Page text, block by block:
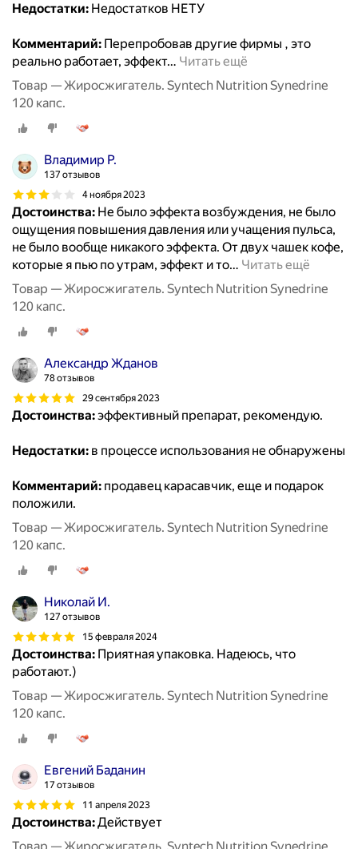
Недостатки: Недостатков НЕТУ
Комментарий: Перепробовав другие фирмы , это
реально работает, эффект… Читать ещё
Товар — Жиросжигатель. Syntech Nutrition Synedrine
120 капс.
Владимир Р.
137 отзывов
4 ноября 2023
Достоинства: Не было эффекта возбуждения, не было
ощущения повышения давления или учащения пульса,
не было вообще никакого эффекта. От двух чашек кофе,
которые я пью по утрам, эффект и то… Читать ещё
Товар — Жиросжигатель. Syntech Nutrition Synedrine
120 капс.
Александр Жданов
78 отзывов
29 сентября 2023
Достоинства:эффективный препарат, рекомендую.
Недостатки: в процессе использования не обнаружены
Комментарий: продавец карасавчик, еще и подарок
положили.
Товар — Жиросжигатель. Syntech Nutrition Synedrine
120 капс.
Николай И.
127 отзывов
15 февраля 2024
Достоинства: Приятная упаковка. Надеюсь, что
работают.)
Товар — Жиросжигатель. Syntech Nutrition Synedrine
120 капс.
Евгений Баданин
17 отзывов
11 апреля 2023
Достоинства:Действует